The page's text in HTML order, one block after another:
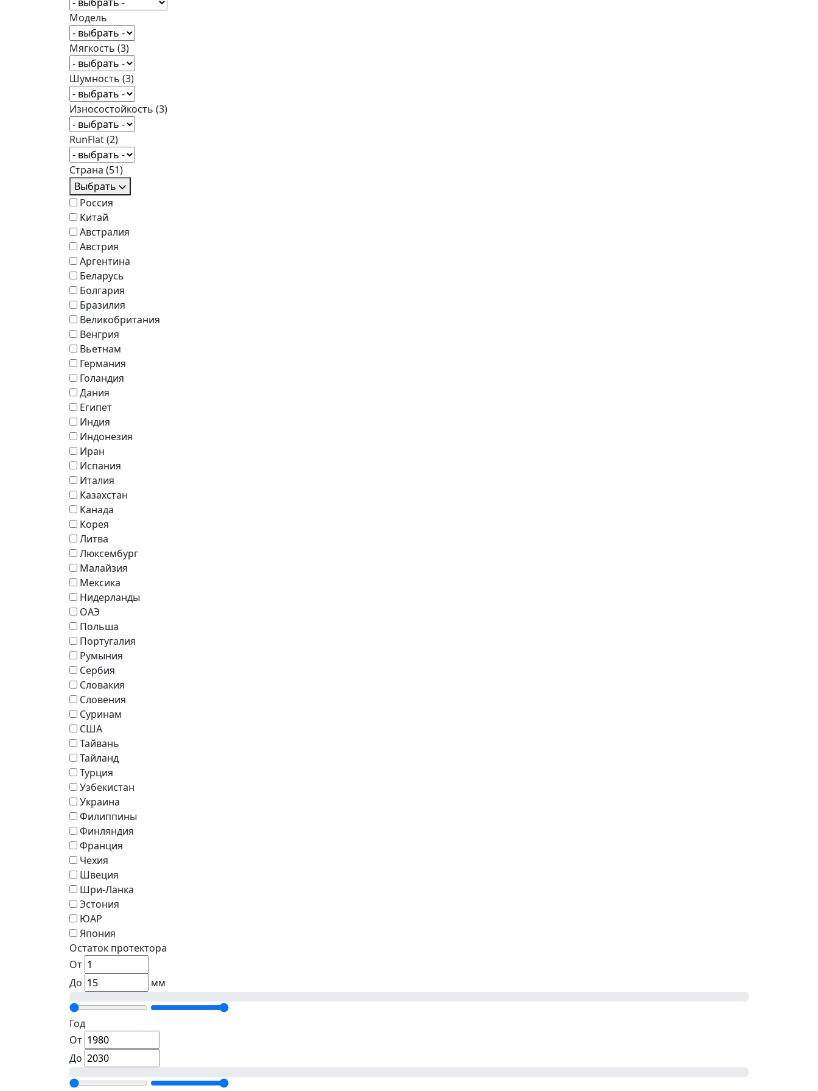
Модель
Мягкость (3)
Шумность (3)
Износостойкость (3)
RunFlat(2)
Страна (51)
Выбрать
Россия
Китай
Австралия
Австрия
Аргентина
Беларусь
Болгария
Бразилия
Великобритания
Венгрия
Вьетнам
Германия
Голандия
Дания
Египет
Индия
Индонезия
Иран
Испания
Италия
Казахстан
Канада
Корея
Литва
Люксембург
Малайзия
Мексика
Нидерланды
ОАЭ
Польша
Португалия
Румыния
Сербия
Словакия
Словения
Суринам
США
Тайвань
Тайланд
Турция
Узбекистан
Украина
Филиппины
Финляндия
Франция
Чехия
Швеция
Шри-Ланка
Эстония
ЮАР
Япония
Остаток протектора
От
До
мм
Год
От
До